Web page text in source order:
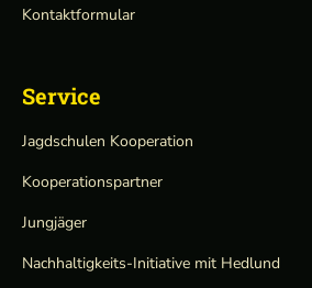
Kontaktformular
Service
Jagdschulen Kooperation
Kooperationspartner
Jungjäger
Nachhaltigkeits-Initiative mit Hedlund